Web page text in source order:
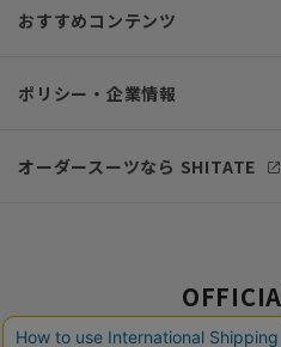
おすすめコンテンツ
ポリシー・企業情報
オーダースーツなら SHITATE